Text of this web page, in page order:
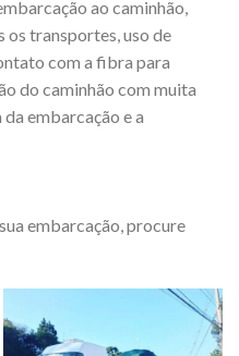
ao caminhão,
os transportes, uso de
com a fibra para
do caminhão com muita
embarcação e a
embarcação, procure